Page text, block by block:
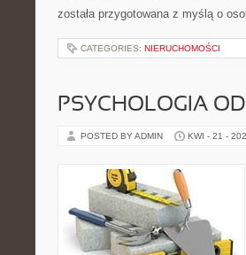
została przygotowana z myślą o
CATEGORIES: NIERUCHOMOŚCI
PSYCHOLOGIA
POSTED BY ADMIN KWI - 21 -